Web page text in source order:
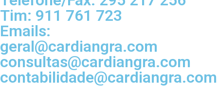
Tim: 911 761 723
Emails:
geral@cardiangra.com
consultas@cardiangra.com
contabilidade@cardiangra.com